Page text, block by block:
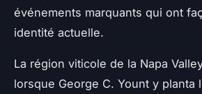
événements marquants qui ont
identité actuelle.
La région viticole de la Napa
lorsque George C. Yount y planta